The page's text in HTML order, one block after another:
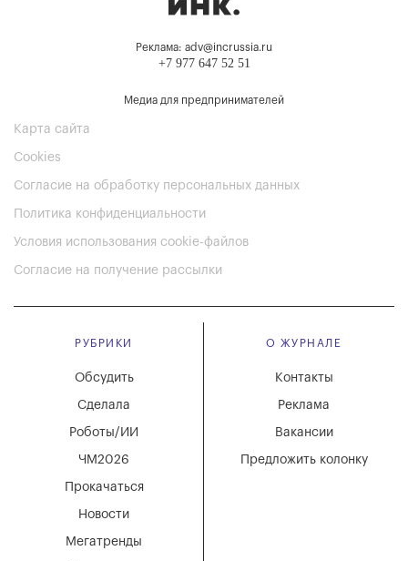
Реклама: adv@incrussia.ru
+7 977 647 52 51
Медиа для предпринимателей
Карта сайта
Cookies
Согласие на обработку персональных данных
Политика конфиденциальности
Условия использования cookie-файлов
Согласие на получение рассылки
РУБРИКИ
Мегатренды
Новости
Обсудить
Сделала
Роботы/ИИ
ЧМ2026
Прокачаться
О ЖУРНАЛЕ
Вакансии
Реклама
Контакты
Предложить колонку